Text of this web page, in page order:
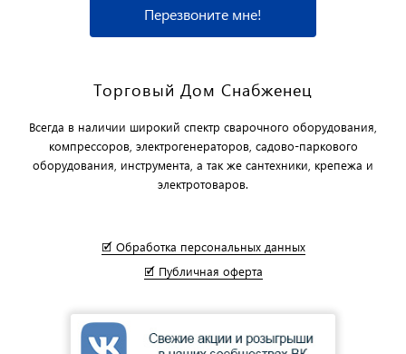
Перезвоните мне!
Торговый Дом Снабженец
Всегда в наличии широкий спектр сварочного оборудования,
компрессоров, электрогенераторов, садово-паркового
оборудования, инструмента, а так же сантехники, крепежа и
электротоваров.
🗹 Обработка персональных данных
🗹 Публичная оферта